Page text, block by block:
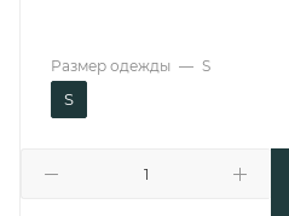
Размер одежды — S
S